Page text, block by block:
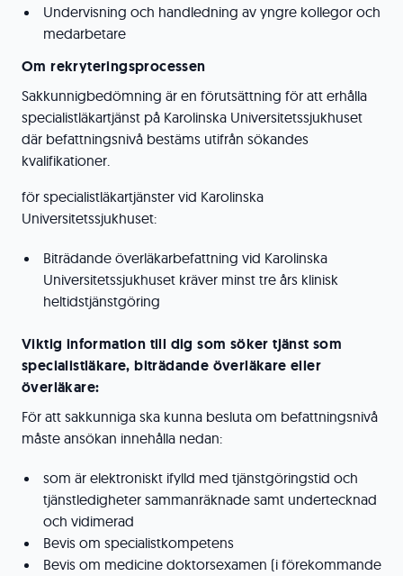
Undervisning och handledning av yngre kollegor och
medarbetare
Om rekryteringsprocessen
Sakkunnigbedömning är en förutsättning för att erhålla
specialistläkartjänst på Karolinska Universitetssjukhuset
där befattningsnivå bestäms utifrån sökandes
kvalifikationer.
för specialistläkartjänster vid Karolinska
Universitetssjukhuset:
Biträdande överläkarbefattning vid Karolinska
Universitetssjukhuset kräver minst tre års klinisk
heltidstjänstgöring
Viktig information till dig som söker tjänst som
specialistläkare, biträdande överläkare eller
överläkare:
För att sakkunniga ska kunna besluta om befattningsnivå
måste ansökan innehålla nedan:
som är elektroniskt ifylld med tjänstgöringstid och
tjänstledigheter sammanräknade samt undertecknad
och vidimerad
Bevis om specialistkompetens
Bevis om medicine doktorsexamen (i förekommande